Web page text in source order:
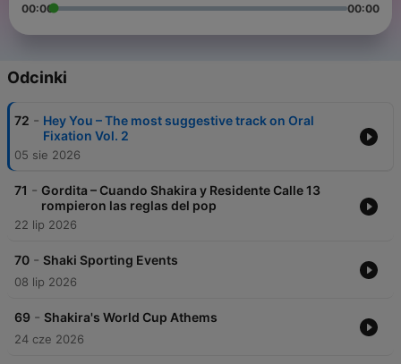
00:00 00:00
Odcinki
72 - Hey You – The most suggestive track on Oral
Fixation Vol. 2
05 sie 2026
71 - Gordita – Cuando Shakira y Residente Calle 13
rompieron las reglas del pop
22 lip 2026
70 - Shaki Sporting Events
08 lip 2026
69 - Shakira's World Cup Athems
24 cze 2026